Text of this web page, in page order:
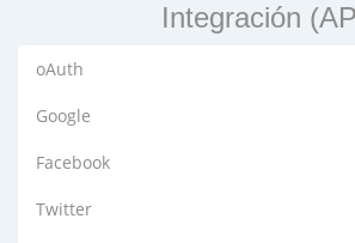
Integración
oAuth
Google
Facebook
Twitter